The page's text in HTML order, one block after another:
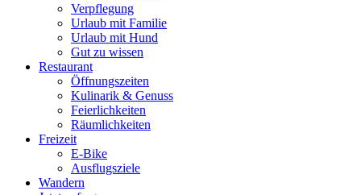
Verpflegung
Urlaub mit Familie
Urlaub mit Hund
Gut zu wissen
Restaurant
Öffnungszeiten
Kulinarik & Genuss
Feierlichkeiten
Räumlichkeiten
Freizeit
E-Bike
Ausflugsziele
Wandern